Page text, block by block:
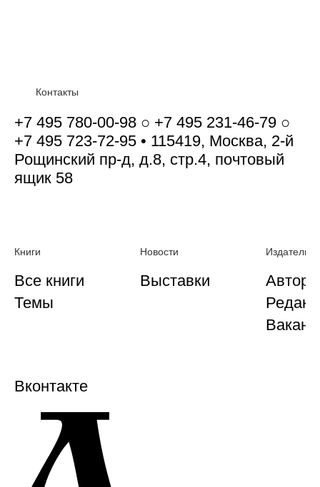
Контакты
+7 495 780-00-98 ○ +7 495 231-46-79 ○
+7 495 723-72-95 • 115419, Москва, 2-й
Рощинский пр-д, д.8, стр.4, почтовый
ящик 58
Книги
Все книги
Темы
Новости
Выставки
Вконтакте